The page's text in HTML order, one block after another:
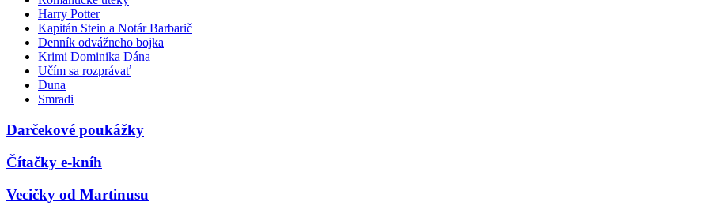
Harry Potter
Kapitán Stein a Notár Barbarič
Denník odvážneho bojka
Krimi Dominika Dána
Učím sa rozprávať
Duna
Smradi
Darčekové poukážky
Čítačky e-kníh
Vecičky od Martinusu